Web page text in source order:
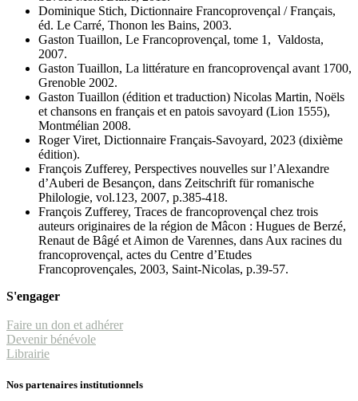
Dominique Stich, Dictionnaire Francoprovençal / Français,
éd. Le Carré, Thonon les Bains, 2003.
Gaston Tuaillon, Le Francoprovençal, tome 1, Valdosta,
2007.
Gaston Tuaillon, La littérature en francoprovençal avant 1700,
Grenoble 2002.
Gaston Tuaillon (édition et traduction) Nicolas Martin, Noëls
et chansons en français et en patois savoyard (Lion 1555),
Montmélian 2008.
Roger Viret, Dictionnaire Français-Savoyard, 2023 (dixième
édition).
François Zufferey, Perspectives nouvelles sur l’Alexandre
d’Auberi de Besançon, dans Zeitschrift für romanische
Philologie, vol.123, 2007, p.385-418.
François Zufferey, Traces de francoprovençal chez trois
auteurs originaires de la région de Mâcon : Hugues de Berzé,
Renaut de Bâgé et Aimon de Varennes, dans Aux racines du
francoprovençal, actes du Centre d’Etudes
Francoprovençales, 2003, Saint-Nicolas, p.39-57.
S'engager
Faire un don et adhérer
Devenir bénévole
Librairie
Nos partenaires institutionnels